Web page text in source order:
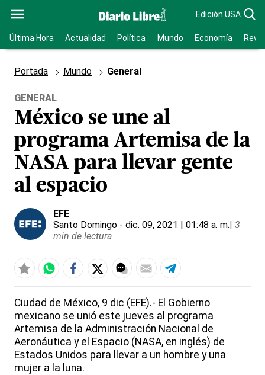
Edición USA
Última Hora Actualidad Política Mundo Economía
Portada Mundo General
GENERAL
México se une al
programa Artemisa de la
NASA para llevar gente
al espacio
EFE
Santo Domingo - dic. 09, 2021 | 01:48 a. m.| 3
min de lectura
Ciudad de México, 9 dic (EFE).- El Gobierno
mexicano se unió este jueves al programa
Artemisa de la Administración Nacional de
Aeronáutica y el Espacio (NASA, en inglés) de
Estados Unidos para llevar a un hombre y una
mujer a la luna.